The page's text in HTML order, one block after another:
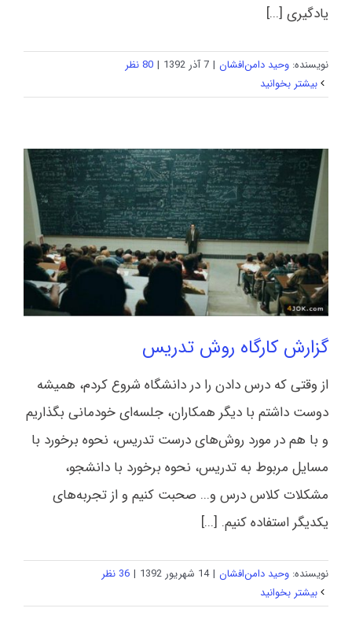
یادگیری [...]
نویسنده: وحید دامن‌افشان | 7 آذر 1392 | 80 نظر
بیشتر بخوانید
گزارش کارگاه روش تدریس
از وقتی که درس دادن را در دانشگاه شروع کردم، همیشه
دوست داشتم با دیگر همکاران، جلسه‌ای خودمانی بگذاریم
و با هم در مورد روش‌های درست تدریس، نحوه برخورد با
مسایل مربوط به تدریس، نحوه برخورد با دانشجو،
مشکلات کلاس درس و... صحبت کنیم و از تجربه‌های
یکدیگر استفاده کنیم. [...]
نویسنده: وحید دامن‌افشان | 14 شهریور 1392 | 36 نظر
بیشتر بخوانید